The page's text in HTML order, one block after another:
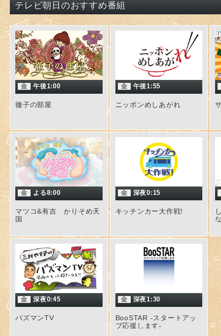
テレビ朝日のおすすめ番組
金 午後1:00
徹子の部屋
金 午後1:55
ニッポンめしあがれ
金 よる8:00
マツコ&有吉 かりそめ天
国
金 深夜0:15
キッチンカー大作戦!
金 深夜0:45
バズマンTV
金 深夜1:30
BooSTAR -スタートアッ
プ応援します-